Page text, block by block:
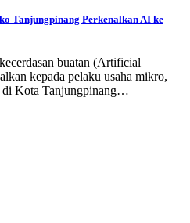
Tanjungpinang Perkenalkan AI ke
buatan (Artificial
kepada pelaku usaha mikro,
Kota Tanjungpinang…